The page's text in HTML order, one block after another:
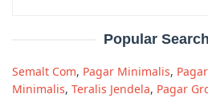
Popular
Semalt Com, Pagar Minimalis,
Minimalis, Teralis Jendela, Pagar